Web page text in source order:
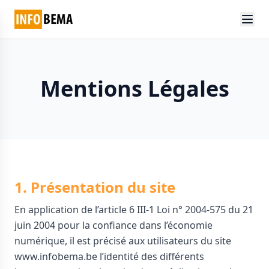
Mentions Légales
1. Présentation du site
En application de l’article 6 III-1 Loi n° 2004-575 du 21
juin 2004 pour la confiance dans l’économie
numérique, il est précisé aux utilisateurs du site
www.infobema.be l’identité des différents